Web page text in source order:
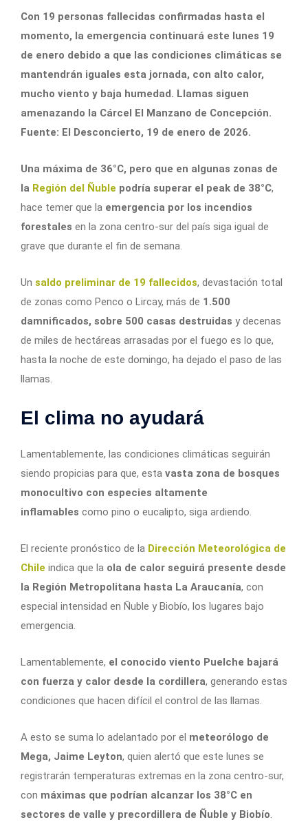
Con 19 personas fallecidas confirmadas hasta el
momento, la emergencia continuará este lunes 19
de enero debido a que las condiciones climáticas se
mantendrán iguales esta jornada, con alto calor,
mucho viento y baja humedad. Llamas siguen
amenazando la Cárcel El Manzano de Concepción.
Fuente: El Desconcierto, 19 de enero de 2026.
Una máxima de 36°C, pero que en algunas zonas de
la Región del Ñuble podría superar el peak de 38°C,
hace temer que la emergencia por los incendios
forestales en la zona centro-sur del país siga igual de
grave que durante el fin de semana.
Un saldo preliminar de 19 fallecidos, devastación total
de zonas como Penco o Lircay, más de 1.500
damnificados, sobre 500 casas destruidas y decenas
de miles de hectáreas arrasadas por el fuego es lo que,
hasta la noche de este domingo, ha dejado el paso de las
llamas.
El clima no ayudará
Lamentablemente, las condiciones climáticas seguirán
siendo propicias para que, esta vasta zona de bosques
monocultivo con especies altamente
inflamables como pino o eucalipto, siga ardiendo.
El reciente pronóstico de la Dirección Meteorológica de
Chile indica que la ola de calor seguirá presente desde
la Región Metropolitana hasta La Araucanía, con
especial intensidad en Ñuble y Biobío, los lugares bajo
emergencia.
Lamentablemente, el conocido viento Puelche bajará
con fuerza y calor desde la cordillera, generando estas
condiciones que hacen difícil el control de las llamas.
A esto se suma lo adelantado por el meteorólogo de
Mega, Jaime Leyton, quien alertó que este lunes se
registrarán temperaturas extremas en la zona centro-sur,
con máximas que podrían alcanzar los 38°C en
sectores de valle y precordillera de Ñuble y Biobío.